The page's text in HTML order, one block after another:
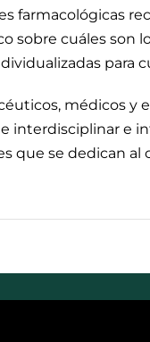
farmacológicas
sobre cuáles son
para
médicos
interdisciplinar e
que se dedican